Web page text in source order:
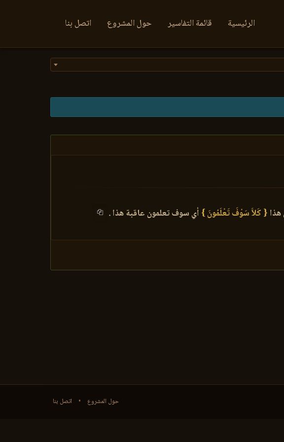
الرئيسية قائمة التفاسير حول المشروع اتصل بنا
هذا { كَلاَّ سَوْفَ تَعْلَمُونَ } أي سوف تعلمون عاقبة هذا .
حول المشروع • اتصل بنا